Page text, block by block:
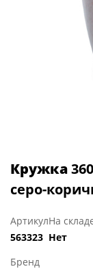
Кружка
серо-
Артикул
563323
На
Нет
Бренд